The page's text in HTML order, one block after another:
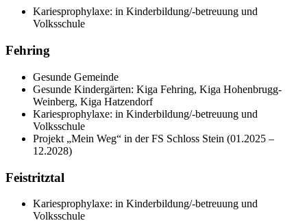
Kariesprophylaxe: in Kinderbildung/-betreuung und
Volksschule
Fehring
Gesunde Gemeinde
Gesunde Kindergärten: Kiga Fehring, Kiga Hohenbrugg-
Weinberg, Kiga Hatzendorf
Kariesprophylaxe: in Kinderbildung/-betreuung und
Volksschule
Projekt „Mein Weg“ in der FS Schloss Stein (01.2025 –
12.2028)
Feistritztal
Kariesprophylaxe: in Kinderbildung/-betreuung und
Volksschule